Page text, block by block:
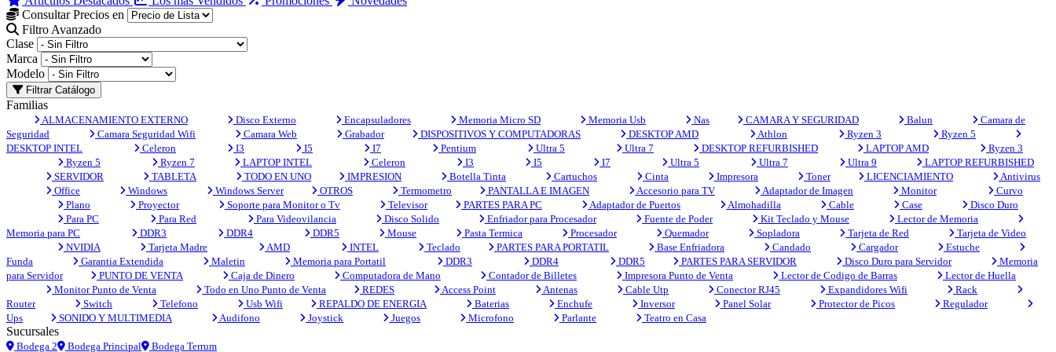
Consultar Precios en
Filtro Avanzado
Clase
Marca
Modelo
Filtrar Catálogo
Familias
ALMACENAMIENTO EXTERNO Disco Externo Encapsuladores Memoria Micro SD Memoria Usb Nas CAMARA Y SEGURIDAD Balun
Camara de
Seguridad
Camara Seguridad Wifi Camara Web Grabador DISPOSITIVOS Y COMPUTADORAS DESKTOP AMD Athlon Ryzen 3
Ryzen 5
DESKTOP INTEL
Celeron I3 I5 I7 Pentium Ultra 5 Ultra 7 DESKTOP REFURBISHED LAPTOP AMD
Ryzen 3
Ryzen 5
Ryzen 7 LAPTOP INTEL Celeron I3 I5 I7 Ultra 5 Ultra 7 Ultra 9
LAPTOP REFURBISHED
SERVIDOR
TABLETA TODO EN UNO IMPRESION Botella Tinta Cartuchos Cinta Impresora Toner LICENCIAMIENTO
Antivirus
Office
Windows Windows Server OTROS Termometro PANTALLA E IMAGEN Accesorio para TV Adaptador de Imagen Monitor
Curvo
Plano
Proyector Soporte para Monitor o Tv Televisor PARTES PARA PC Adaptador de Puertos Almohadilla Cable Case
Disco Duro
Para PC
Para Red Para Videovilancia Disco Solido Enfriador para Procesador Fuente de Poder Kit Teclado y Mouse
Lector de Memoria
Memoria para PC
DDR3 DDR4 DDR5 Mouse Pasta Termica Procesador Quemador Sopladora Tarjeta de Red
Tarjeta de Video
NVIDIA
Tarjeta Madre AMD INTEL Teclado PARTES PARA PORTATIL Base Enfriadora Candado Cargador
Estuche
Funda
Garantia Extendida Maletin Memoria para Portatil DDR3 DDR4 DDR5 PARTES PARA SERVIDOR Disco Duro para Servidor
Memoria
para Servidor
PUNTO DE VENTA Caja de Dinero Computadora de Mano Contador de Billetes Impresora Punto de Venta Lector de Codigo de Barras
Lector de Huella
Monitor Punto de Venta
Todo en Uno Punto de Venta REDES Access Point Antenas Cable Utp Conector RJ45 Expandidores Wifi
Rack
Router
Switch Telefono Usb Wifi REPALDO DE ENERGIA Baterias Enchufe Inversor Panel Solar Protector de Picos
Regulador
Ups
SONIDO Y MULTIMEDIA Audifono Joystick Juegos Microfono Parlante Teatro en Casa
Sucursales
Bodega 2 Bodega Principal Bodega Terrum